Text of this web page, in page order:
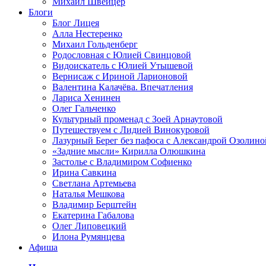
Блоги
Блог Лицея
Алла Нестеренко
Михаил Гольденберг
Родословная с Юлией Свинцовой
Видоискатель с Юлией Утышевой
Вернисаж с Ириной Ларионовой
Валентина Калачёва. Впечатления
Лариса Хенинен
Олег Гальченко
Культурный променад с Зоей Арнаутовой
Путешествуем с Лидией Винокуровой
Лазурный Берег без пафоса с Александрой
«Задние мысли» Кирилла Олюшкина
Застолье с Владимиром Софиенко
Ирина Савкина
Светлана Артемьева
Наталья Мешкова
Владимир Берштейн
Екатерина Габалова
Олег Липовецкий
Илона Румянцева
Афиша